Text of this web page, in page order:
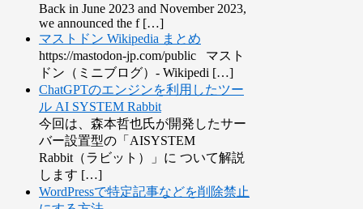
Back in June 2023 and November 2023,
we announced the f […]
マストドン Wikipedia まとめ
https://mastodon-jp.com/public マスト
ドン（ミニブログ）- Wikipedi […]
ChatGPTのエンジンを利用したツー
ル AI SYSTEM Rabbit
今回は、森本哲也氏が開発したサー
バー設置型の「AISYSTEM
Rabbit（ラビット）」に ついて解説
します […]
WordPressで特定記事などを削除禁止